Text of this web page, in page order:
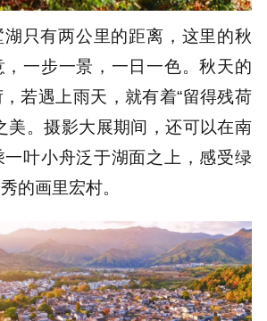
湖只有两公里的距离，这里的秋
一步一景，一日一色。秋天的
若遇上雨天，就有着“留得残荷
美。摄影大展期间，还可以在南
叶小舟泛于湖面之上，感受绿
的画里宏村。